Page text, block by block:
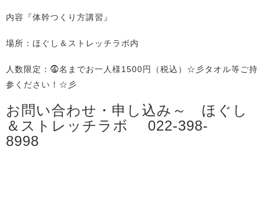
内容『体幹つくり方講習』
場所：ほぐし＆ストレッチラボ内
人数限定：⓸名までお一人様1500円（税込）☆彡タオル等ご持
参ください！☆彡
お問い合わせ・申し込み～ ほぐし
＆ストレッチラボ 022-398-
8998